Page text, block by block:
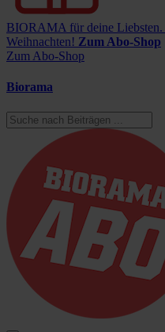
BIORAMA für deine Liebsten.
Weihnachten! Zum Abo-Shop
Zum Abo-Shop
Biorama